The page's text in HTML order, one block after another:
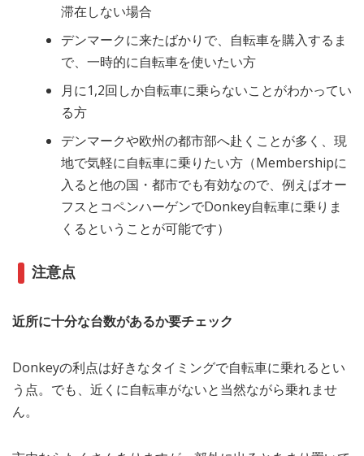
滞在しない場合
デンマークに来たばかりで、自転車を購入するま
で、一時的に自転車を使いたい方
月に1,2回しか自転車に乗らないことがわかってい
る方
デンマークや欧州の都市部へ赴くことが多く、現
地で気軽に自転車に乗りたい方（Membershipに
入ると他の国・都市でも有効なので、例えばオー
フスとコペンハーゲンでDonkey自転車に乗りま
くるということが可能です）
注意点
近所に十分な台数があるか要チェック
Donkeyの利点は好きなタイミングで自転車に乗れるとい
う点。でも、近くに自転車がないと当然ながら乗れませ
ん。